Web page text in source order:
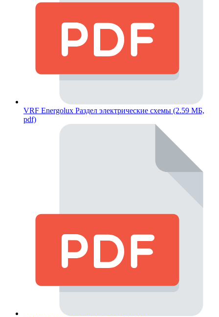
VRF Energolux Раздел электрические схемы (2.59 МБ,
pdf)